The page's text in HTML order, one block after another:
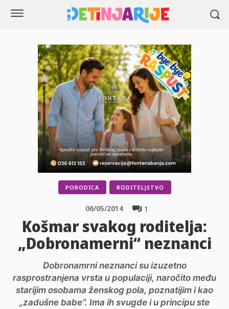
PORODICA RODITELJSTVO
1
06/05/2014
Košmar svakog roditelja:
„Dobronamerni“ neznanci
Dobronamrni neznanci su izuzetno
rasprostranjena vrsta u populaciji, naročito među
starijim osobama ženskog pola, poznatijim i kao
„zadušne babe“. Ima ih svugde i u principu ste